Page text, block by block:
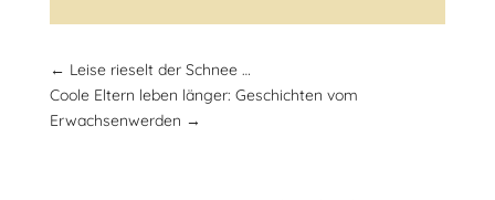
← Leise rieselt der Schnee …
Coole Eltern leben länger: Geschichten vom
Erwachsenwerden →